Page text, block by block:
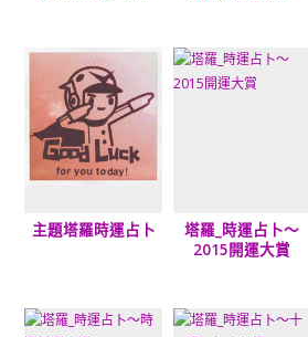
主題塔羅時運占卜
塔羅_時運占卜～
2015開運大賞